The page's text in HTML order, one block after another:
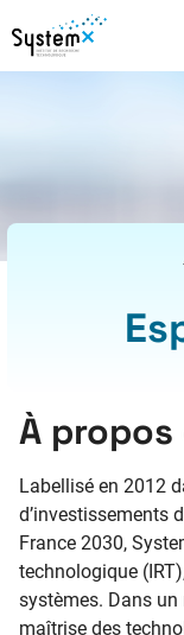
Aller au menu
Aller au contenu
Aller au pied de page
À propos
Labellisé en 2012
d’investissements
France 2030,
technologique
systèmes. Dans
maîtrise des